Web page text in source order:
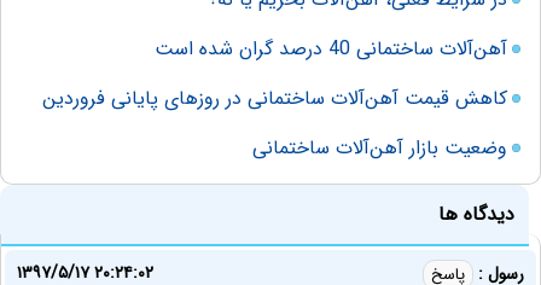
آهن‌آلات ساختمانی 40 درصد گران شده است
کاهش قیمت آهن‌آلات ساختمانی در روزهای پایانی فروردین
وضعیت بازار آهن‌آلات ساختمانی
دیدگاه ها
رسول : پاسخ ۱۳۹۷/۵/۱۷ ۲۰:۲۴:۰۲